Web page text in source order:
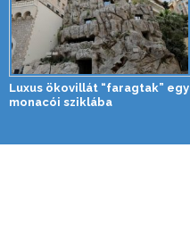
Luxus ökovillát “faragtak” egy
monacói sziklába